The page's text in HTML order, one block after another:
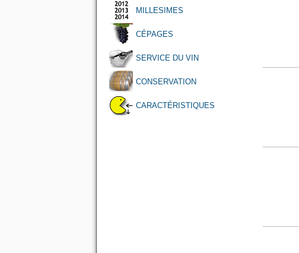
MILLESIMES
CÉPAGES
SERVICE DU VIN
CONSERVATION
CARACTÉRISTIQUES